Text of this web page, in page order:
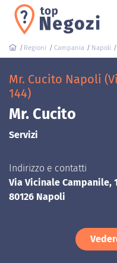
Regioni Campania Napoli
Mr. Cucito Napoli
144)
Mr. Cucito
Servizi
Indirizzo e contatti
Via Vicinale Campanile,
80126 Napoli